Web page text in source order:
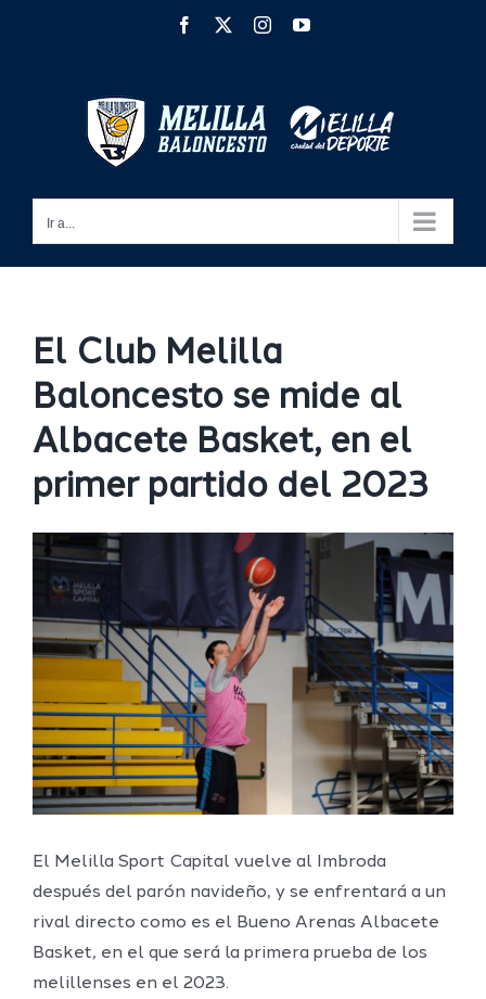
Facebook InstagramYouTube
Ir a...
El Club Melilla
Baloncesto se mide al
Albacete Basket, en el
primer partido del 2023
Ver
imagen
más
grande
El Melilla Sport Capital vuelve al Imbroda
después del parón navideño, y se enfrentará a un
rival directo como es el Bueno Arenas Albacete
Basket, en el que será la primera prueba de los
melillenses en el 2023.